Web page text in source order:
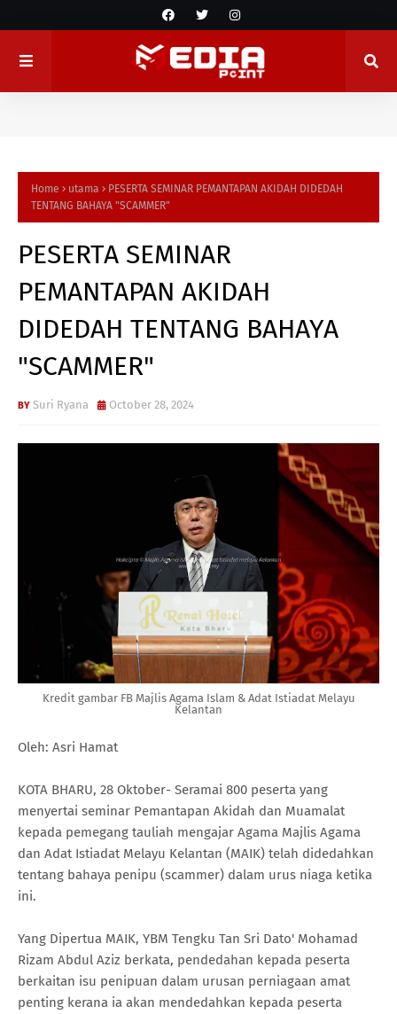
Home utama
PESERTA SEMINAR PEMANTAPAN AKIDAH DIDEDAH
TENTANG BAHAYA "SCAMMER"
PESERTA SEMINAR
PEMANTAPAN AKIDAH
DIDEDAH TENTANG BAHAYA
"SCAMMER"
Suri Ryana October 28, 2024
Kredit gambar FB Majlis Agama Islam & Adat Istiadat Melayu
Kelantan
Oleh: Asri Hamat
KOTA BHARU, 28 Oktober- Seramai 800 peserta yang
menyertai seminar Pemantapan Akidah dan Muamalat
kepada pemegang tauliah mengajar Agama Majlis Agama
dan Adat Istiadat Melayu Kelantan (MAIK) telah didedahkan
tentang bahaya penipu (scammer) dalam urus niaga ketika
ini.
Yang Dipertua MAIK, YBM Tengku Tan Sri Dato' Mohamad
Rizam Abdul Aziz berkata, pendedahan kepada peserta
berkaitan isu penipuan dalam urusan perniagaan amat
penting kerana ia akan mendedahkan kepada peserta